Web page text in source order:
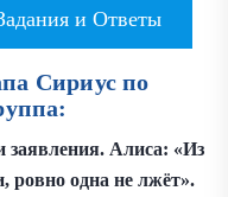
и Ответы
Сириус по
заявления. Алиса: «Из
ровно одна не лжёт».